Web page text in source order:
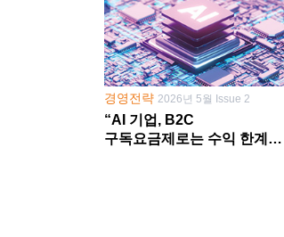
경영전략 2026년 5월 Issue 2
“AI 기업, B2C
구독요금제로는 수익 한계